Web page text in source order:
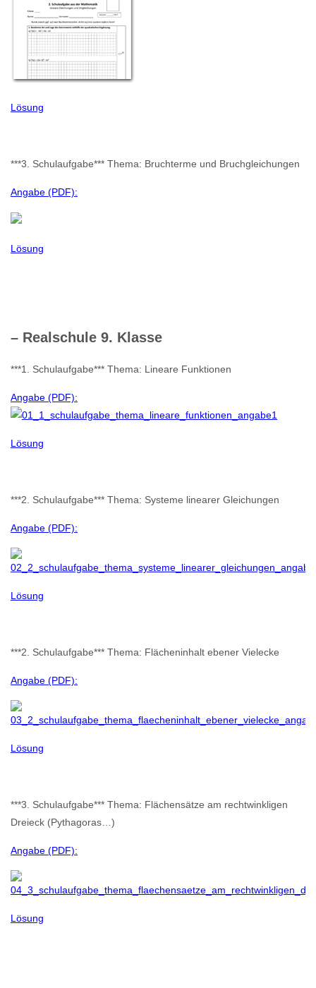
Lösung
***3. Schulaufgabe*** Thema: Bruchterme und Bruchgleichungen
Angabe (PDF):
Lösung
– Realschule 9. Klasse
***1. Schulaufgabe*** Thema: Lineare Funktionen
Angabe (PDF):
Lösung
***2. Schulaufgabe*** Thema: Systeme linearer Gleichungen
Angabe (PDF):
Lösung
***2. Schulaufgabe*** Thema: Flächeninhalt ebener Vielecke
Angabe (PDF):
Lösung
***3. Schulaufgabe*** Thema: Flächensätze am rechtwinkligen
Dreieck (Pythagoras…)
Angabe (PDF):
Lösung